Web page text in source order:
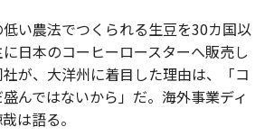
い農法でつくられる生豆を30カ国以
日本のコーヒーロースターへ販売し
が、大洋州に着目した理由は、「コ
んではないから」だ。海外事業ディ
は語る。